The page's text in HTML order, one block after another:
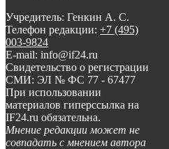
Учредитель: Генкин А. С.
Телефон редакции: +7 (495)
003-9824
E-mail: info@if24.ru
Свидетельство о регистрации
СМИ: ЭЛ № ФС 77 - 67477
При использовании
материалов гиперссылка на
IF24.ru обязательна.
Мнение редакции может не
совпадать с мнением автора